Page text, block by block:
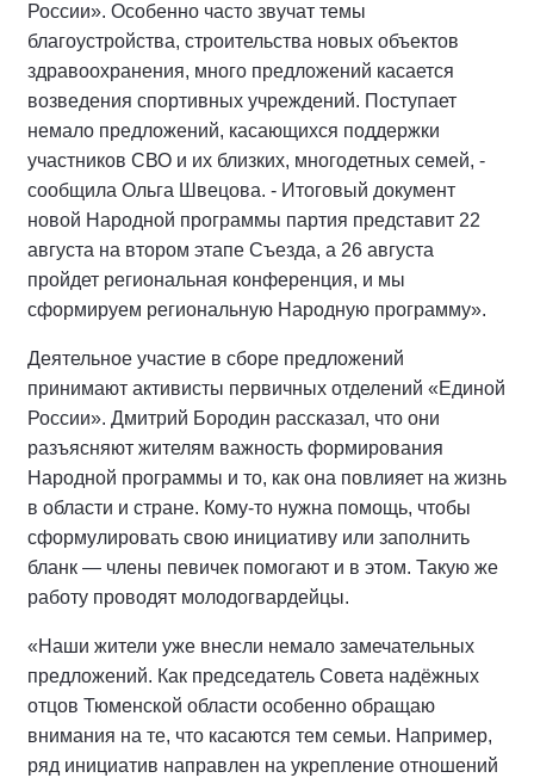
России». Особенно часто звучат темы
благоустройства, строительства новых объектов
здравоохранения, много предложений касается
возведения спортивных учреждений. Поступает
немало предложений, касающихся поддержки
участников СВО и их близких, многодетных семей, -
сообщила Ольга Швецова. - Итоговый документ
новой Народной программы партия представит 22
августа на втором этапе Съезда, а 26 августа
пройдет региональная конференция, и мы
сформируем региональную Народную программу».
Деятельное участие в сборе предложений
принимают активисты первичных отделений «Единой
России». Дмитрий Бородин рассказал, что они
разъясняют жителям важность формирования
Народной программы и то, как она повлияет на жизнь
в области и стране. Кому-то нужна помощь, чтобы
сформулировать свою инициативу или заполнить
бланк — члены певичек помогают и в этом. Такую же
работу проводят молодогвардейцы.
«Наши жители уже внесли немало замечательных
предложений. Как председатель Совета надёжных
отцов Тюменской области особенно обращаю
внимания на те, что касаются тем семьи. Например,
ряд инициатив направлен на укрепление отношений